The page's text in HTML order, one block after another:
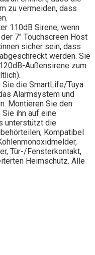
zu vermeiden, dass
110dB Sirene, wenn
7" Touchscreen Host
sicher sein, dass
werden. Sie
Außensirene zum
Sie die SmartLife/Tuya
Alarmsystem und
Montieren Sie den
ihn auf eine
unterstützt die
Kompatibel
Tür-/Fensterkontakt,
Heimschutz. Alle